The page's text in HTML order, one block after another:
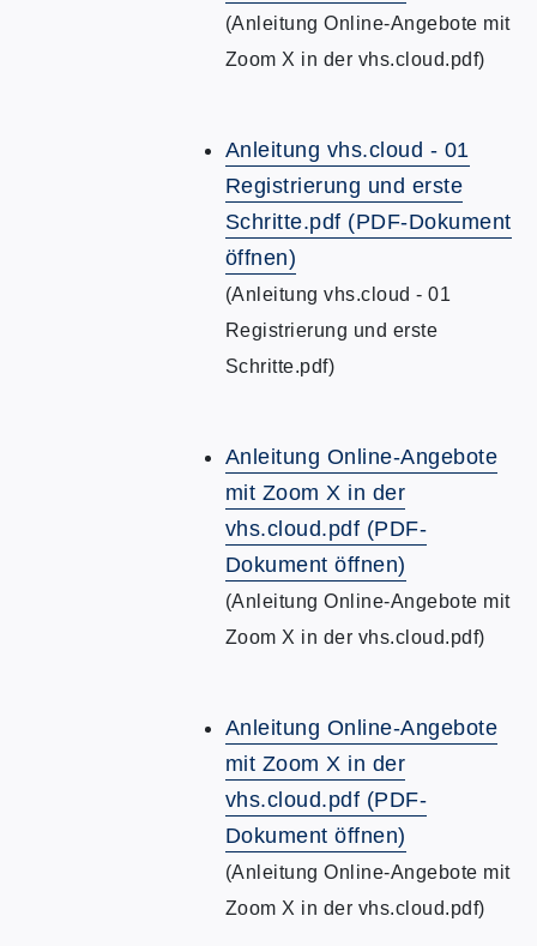
(Anleitung Online-Angebote mit
Zoom X in der vhs.cloud.pdf)
Anleitung vhs.cloud - 01
Registrierung und erste
Schritte.pdf (PDF-Dokument
öffnen)
(Anleitung vhs.cloud - 01
Registrierung und erste
Schritte.pdf)
Anleitung Online-Angebote
mit Zoom X in der
vhs.cloud.pdf (PDF-
Dokument öffnen)
(Anleitung Online-Angebote mit
Zoom X in der vhs.cloud.pdf)
Anleitung Online-Angebote
mit Zoom X in der
vhs.cloud.pdf (PDF-
Dokument öffnen)
(Anleitung Online-Angebote mit
Zoom X in der vhs.cloud.pdf)